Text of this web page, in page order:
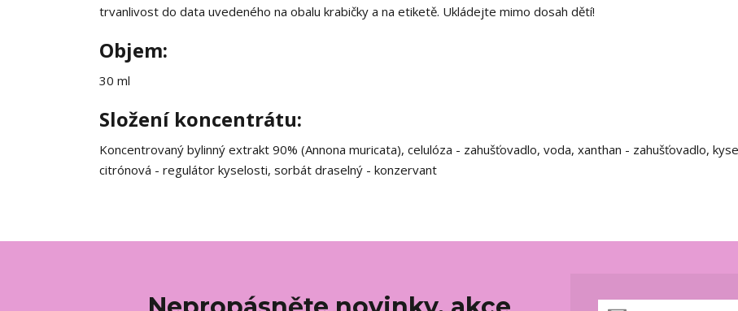
trvanlivost do data uvedeného na obalu krabičky a na etiketě. Ukládejte mimo dosah dětí!
Objem:
30 ml
Složení koncentrátu:
Koncentrovaný bylinný extrakt 90% (Annona muricata), celulóza - zahušťovadlo, voda, xanthan - zahušťovadlo,
citrónová - regulátor kyselosti, sorbát draselný - konzervant